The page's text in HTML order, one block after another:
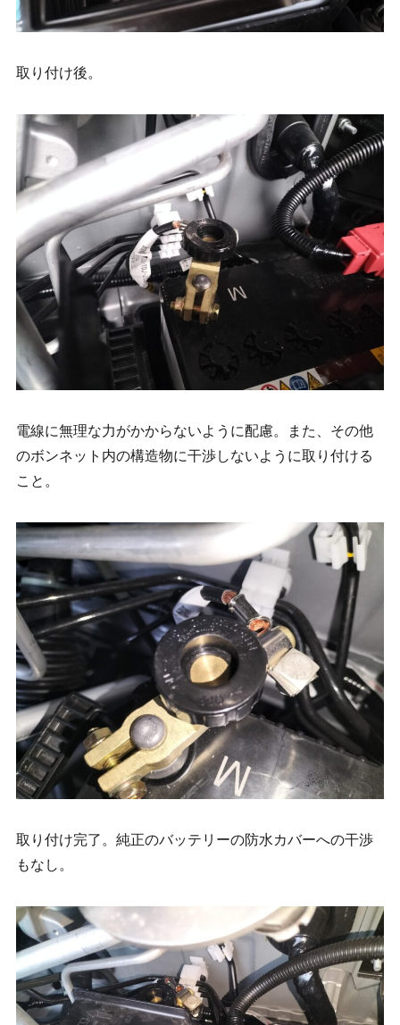
取り付け後。
電線に無理な力がかからないように配慮。また、その他
のボンネット内の構造物に干渉しないように取り付ける
こと。
取り付け完了。純正のバッテリーの防水カバーへの干渉
もなし。